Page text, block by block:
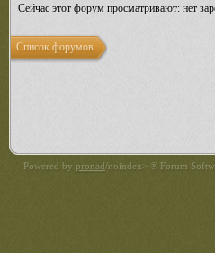
Сейчас этот форум просматривают: нет
Список форумов
Powered by pronad/noindex> ® Forum